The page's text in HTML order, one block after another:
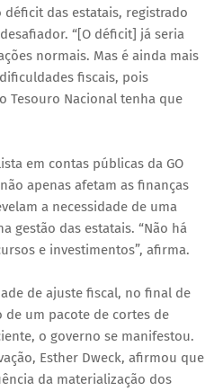
das estatais, registrado
“[O déficit] já seria
normais. Mas é ainda mais
fiscais, pois
Tesouro Nacional tenha que
em contas públicas da GO
apenas afetam as finanças
a necessidade de uma
gestão das estatais. “Não há
e investimentos”, afirma.
de ajuste fiscal, no final de
um pacote de cortes de
o governo se manifestou.
Esther Dweck, afirmou que
da materialização dos